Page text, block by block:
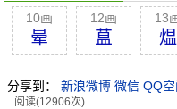
10画
晕
12画
蒀
13
煴
分享到： 新浪微博 微信 QQ空
阅读(12906次)